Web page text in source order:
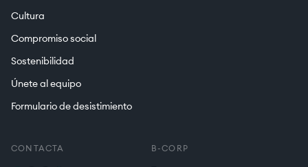
Cultura
Compromiso social
Sostenibilidad
Únete al equipo
Formulario de desistimiento
CONTACTA B-CORP